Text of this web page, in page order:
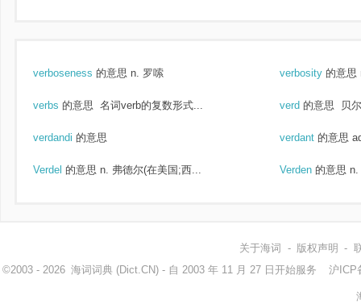
verboseness 的意思 n. 罗嗦 verbosity 的意思
verbs 的意思 名词verb的复数形式... verd 的意思 贝
verdandi 的意思 verdant 的意思
Verdel 的意思 n. 弗德尔(在美国;西... Verden 的意思 n.
关于海词 - 版权声明 -
©2003 - 2026 海词词典 (Dict.CN) - 自 2003 年 11 月 27 日开始服务 沪ICP